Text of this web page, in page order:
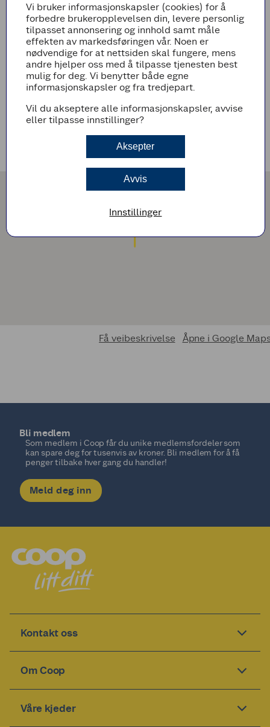
Onsdag 07:00 - 23:00
Torsdag 07:00 - 23:00
Avvikende åpningstider
Det er ingen avvikende åpningstider i nærmeste fremtid
Få veibeskrivelse Åpne i Google
Bli medlem
Som medlem i Coop får du unike medlemsfordeler som
kan spare deg for tusenvis av kroner. Bli medlem for å få
penger tilbake hver gang du handler!
Meld deg inn
Kontakt oss
Om Coop
Våre kjeder
Vi bruker informasjonskapsler (cookies) for å
forbedre brukeropplevelsen din, levere personlig
tilpasset annonsering og innhold samt måle
effekten av markedsføringen vår. Noen er
nødvendige for at nettsiden skal fungere, mens
andre hjelper oss med å tilpasse tjenesten best
mulig for deg. Vi benytter både egne
informasjonskapsler og fra tredjepart.
Vil du akseptere alle informasjonskapsler, avvise
eller tilpasse innstillinger?
Aksepter
Avvis
Innstillinger